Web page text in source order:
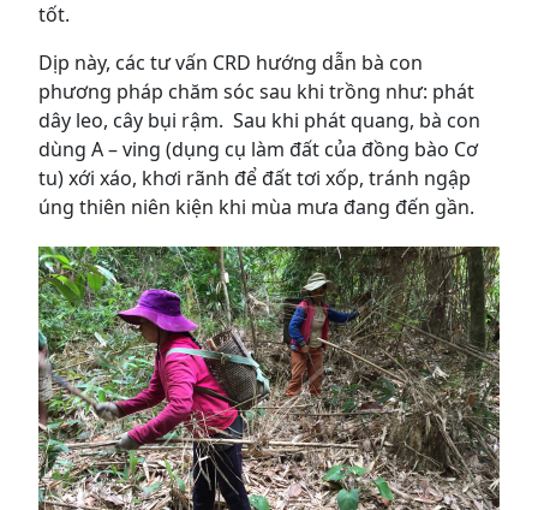
tốt.
Dịp này, các tư vấn CRD hướng dẫn bà con
phương pháp chăm sóc sau khi trồng như: phát
dây leo, cây bụi rậm. Sau khi phát quang, bà con
dùng A – ving (dụng cụ làm đất của đồng bào Cơ
tu) xới xáo, khơi rãnh để đất tơi xốp, tránh ngập
úng thiên niên kiện khi mùa mưa đang đến gần.